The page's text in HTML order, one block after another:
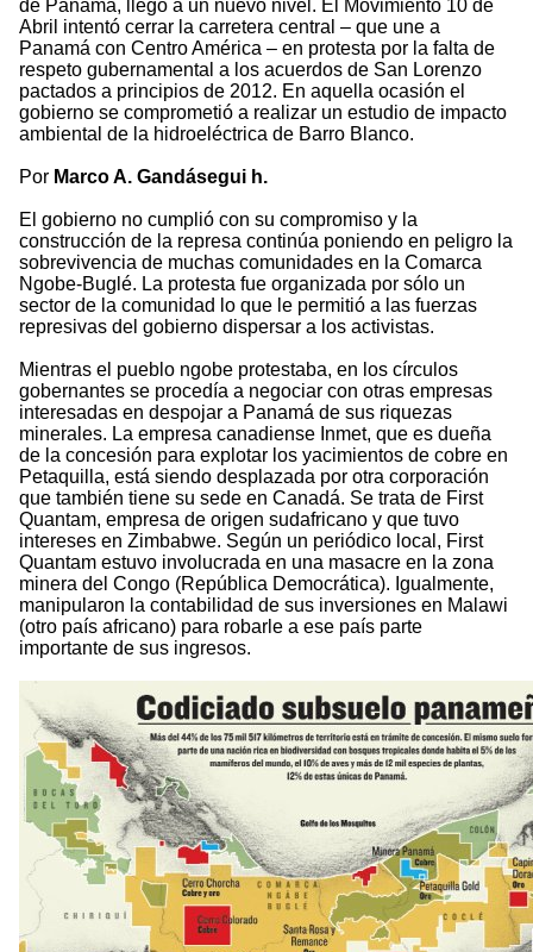
de Panamá, llegó a un nuevo nivel. El Movimiento 10 de
Abril intentó cerrar la carretera central – que une a
Panamá con Centro América – en protesta por la falta de
respeto gubernamental a los acuerdos de San Lorenzo
pactados a principios de 2012. En aquella ocasión el
gobierno se comprometió a realizar un estudio de impacto
ambiental de la hidroeléctrica de Barro Blanco.
Por Marco A. Gandásegui h.
El gobierno no cumplió con su compromiso y la
construcción de la represa continúa poniendo en peligro la
sobrevivencia de muchas comunidades en la Comarca
Ngobe-Buglé. La protesta fue organizada por sólo un
sector de la comunidad lo que le permitió a las fuerzas
represivas del gobierno dispersar a los activistas.
Mientras el pueblo ngobe protestaba, en los círculos
gobernantes se procedía a negociar con otras empresas
interesadas en despojar a Panamá de sus riquezas
minerales. La empresa canadiense Inmet, que es dueña
de la concesión para explotar los yacimientos de cobre en
Petaquilla, está siendo desplazada por otra corporación
que también tiene su sede en Canadá. Se trata de First
Quantam, empresa de origen sudafricano y que tuvo
intereses en Zimbabwe. Según un periódico local, First
Quantam estuvo involucrada en una masacre en la zona
minera del Congo (República Democrática). Igualmente,
manipularon la contabilidad de sus inversiones en Malawi
(otro país africano) para robarle a ese país parte
importante de sus ingresos.